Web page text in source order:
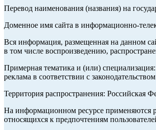
Перевод наименования (названия) на
Доменное имя сайта в информационно-
Вся информация, размещенная на данном
в том числе воспроизведению,
Примерная тематика и (или)
реклама в соответствии с
Территория распространения: Российская
На информационном ресурсе применяются
относящихся к предпочтениям